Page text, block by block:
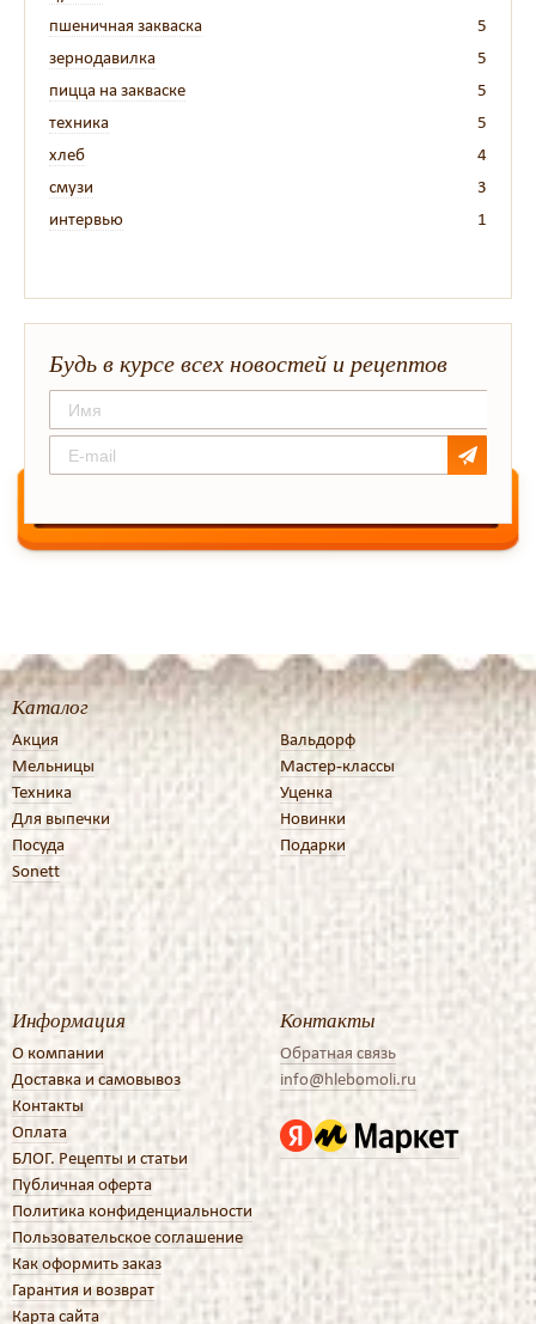
пшеничная закваска
5
зернодавилка
5
пицца на закваске
5
техника
5
хлеб
4
смузи
3
интервью
1
Будь в курсе всех новостей и рецептов
Каталог
Акция
Мельницы
Техника
Для выпечки
Посуда
Sonett
Вальдорф
Мастер-классы
Уценка
Новинки
Подарки
Информация
О компании
Доставка и самовывоз
Контакты
Оплата
БЛОГ. Рецепты и статьи
Публичная оферта
Политика конфиденциальности
Пользовательское соглашение
Как оформить заказ
Гарантия и возврат
Карта сайта
Контакты
Обратная связь
info@hlebomoli.ru